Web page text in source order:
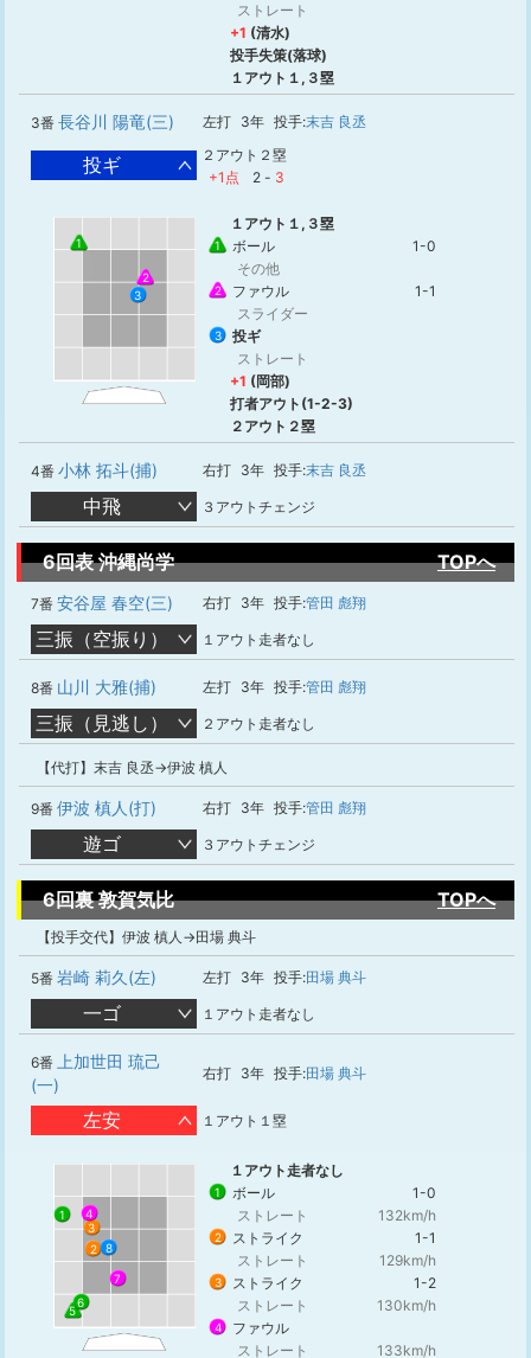
ストレート
+1 (清水)
投手失策(落球)
１アウト１,３塁
3番 長谷川 陽竜(三) 左打 3年 投手:末吉 良丞
投ギ
２アウト２塁
+1点
2 - 3
1
2
3
１アウト１,３塁
1 ボール
1-0
その他
2 ファウル
1-1
スライダー
3
投ギ
ストレート
+1 (岡部)
打者アウト(1-2-3)
２アウト２塁
4番 小林 拓斗(捕) 右打 3年 投手:末吉 良丞
中飛 ３アウトチェンジ
6回表 沖縄尚学 TOPへ
7番 安谷屋 春空(三) 右打 3年 投手:管田 彪翔
三振（空振り） １アウト走者なし
8番 山川 大雅(捕) 左打 3年 投手:管田 彪翔
三振（見逃し） ２アウト走者なし
【代打】末吉 良丞→伊波 槙人
9番 伊波 槙人(打) 右打 3年 投手:管田 彪翔
遊ゴ ３アウトチェンジ
6回裏 敦賀気比 TOPへ
【投手交代】伊波 槙人→田場 典斗
5番 岩崎 莉久(左) 左打 3年 投手:田場 典斗
一ゴ １アウト走者なし
6番
上加世田 琉己
(一)
右打 3年 投手:田場 典斗
左安 １アウト１塁
1
2
3
4
5
6
7
8
１アウト走者なし
1 ボール
1-0
ストレート
132km/h
2 ストライク
1-1
ストレート
129km/h
3 ストライク
1-2
ストレート
130km/h
4
ファウル
ストレート
133km/h